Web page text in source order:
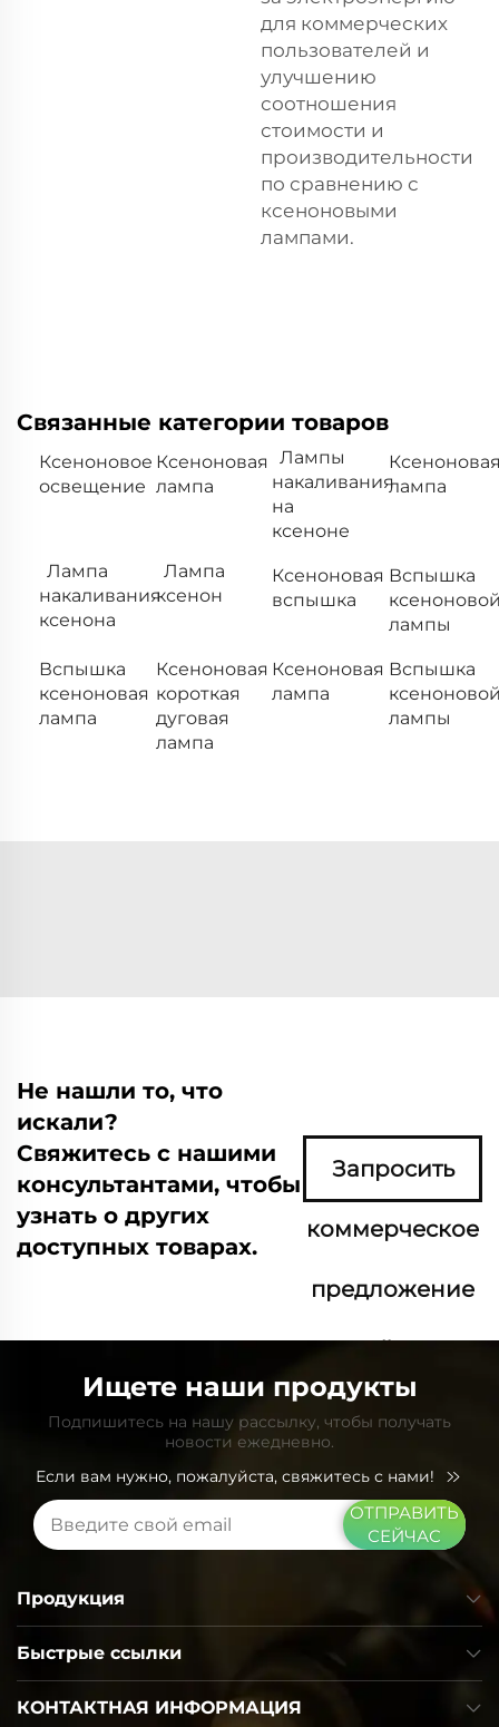
для коммерческих
пользователей и
улучшению
соотношения
стоимости и
производительности
по сравнению с
ксеноновыми
лампами.
Связанные категории товаров
Ксеноновое
освещение
Ксеноновая
лампа
Лампы
накаливания
на
ксеноне
лампа
Лампа
накаливания
ксенона
Лампа
ксенон
Ксеноновая
вспышка
Вспышка
лампы
Вспышка
ксеноновая
лампа
Ксеноновая
короткая
дуговая
лампа
Ксеноновая
лампа
Вспышка
лампы
Не нашли то, что
искали?
Свяжитесь с нашими
консультантами, чтобы
узнать о других
доступных товарах.
Запросить
коммерческое
предложение
сейчас
Ищете наши продукты
Подпишитесь на нашу рассылку, чтобы получать
новости ежедневно.
Если вам нужно, пожалуйста, свяжитесь с нами!
ОТПРАВИТЬ
СЕЙЧАС
Быстрые ссылки
Продукция
КОНТАКТНАЯ ИНФОРМАЦИЯ